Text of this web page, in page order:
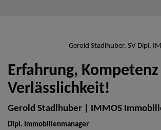
Gerold Stadlhuber, SV Dipl. IM
Erfahrung,
Verlässlichkeit!
Gerold Stadlhuber | IMMOS
Dipl. Immobilienmanager